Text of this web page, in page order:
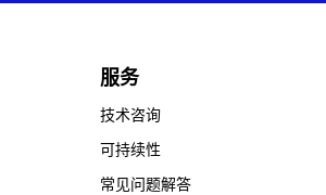
服务
技术咨询
可持续性
常见问题解答